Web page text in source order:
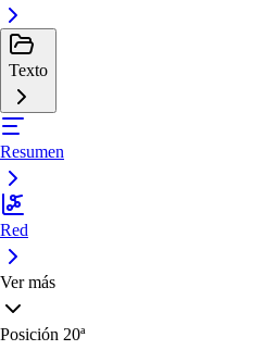
Texto
Resumen
Red
Ver más
Posición 20ª